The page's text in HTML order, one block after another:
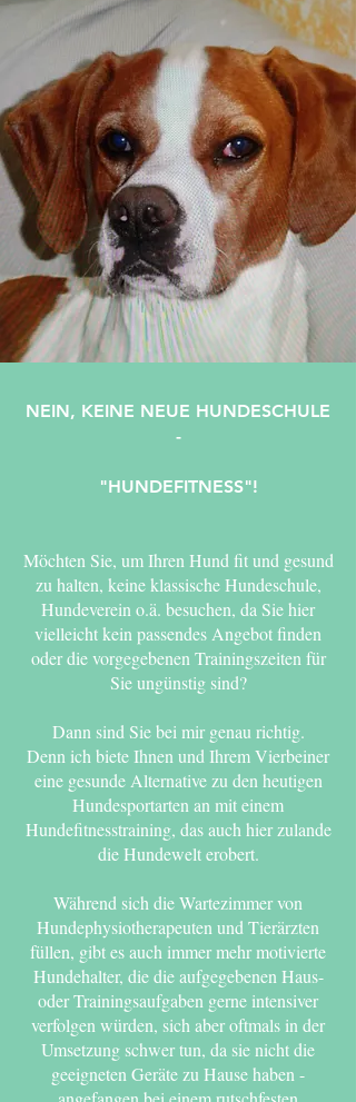
NEIN, KEINE NEUE HUNDESCHULE
-
"HUNDEFITNESS"!
Möchten Sie, um Ihren Hund fit und gesund
zu halten, keine klassische Hundeschule,
Hundeverein o.ä. besuchen, da Sie hier
vielleicht kein passendes Angebot finden
oder die vorgegebenen Trainingszeiten für
Sie ungünstig sind?
Dann sind Sie bei mir genau richtig.
Denn ich biete Ihnen und Ihrem Vierbeiner
eine gesunde Alternative zu den heutigen
Hundesportarten an mit einem
Hundefitnesstraining, das auch hier zulande
die Hundewelt erobert.
Während sich die Wartezimmer von
Hundephysiotherapeuten und Tierärzten
füllen, gibt es auch immer mehr motivierte
Hundehalter, die die aufgegebenen Haus-
oder Trainingsaufgaben gerne intensiver
verfolgen würden, sich aber oftmals in der
Umsetzung schwer tun, da sie nicht die
geeigneten Geräte zu Hause haben -